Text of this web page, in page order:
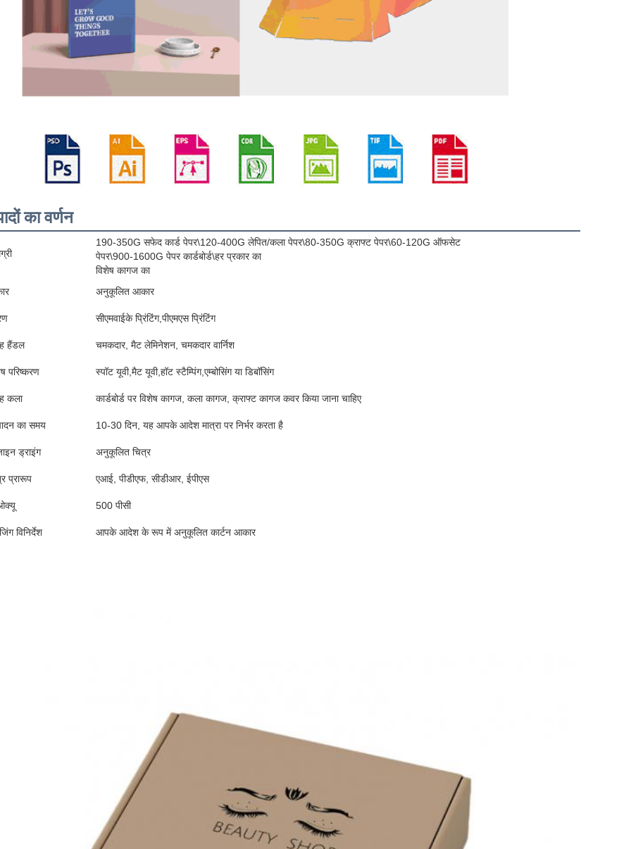
का वर्णन
190-350G सफेद कार्ड पेपर\120-400G लेपित/कला पेपर\80-350G क्राफ्ट पेपर\60-120G ऑफसेट
पेपर\900-1600G पेपर कार्डबोर्ड\हर प्रकार का
विशेष कागज का
अनुकूलित आकार
सीएमवाईके प्रिंटिंग,पीएमएस प्रिंटिंग
हैंडल चमकदार, मैट लेमिनेशन, चमकदार वार्निश
परिष्करण स्पॉट यूवी,मैट यूवी,हॉट स्टैम्पिंग,एम्बोसिंग या डिबॉसिंग
कला कार्डबोर्ड पर विशेष कागज, कला कागज, क्राफ्ट कागज कवर किया जाना चाहिए
का समय 10-30 दिन, यह आपके आदेश मात्रा पर निर्भर करता है
ड्राइंग अनुकूलित चित्र
प्रारूप एआई, पीडीएफ, सीडीआर, ईपीएस
500 पीसी
विनिर्देश आपके आदेश के रूप में अनुकूलित कार्टन आकार